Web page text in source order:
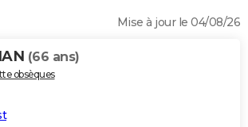
Mise à jour le 04/08/26
(66 ans)
obsèques